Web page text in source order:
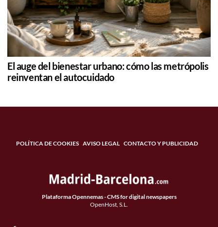
El auge del bienestar urbano: cómo las metrópolis
reinventan el autocuidado
POLÍTICA DE COOKIES AVISO LEGAL CONTACTO Y PUBLICIDAD
Plataforma Opennemas - CMS for digital newspapers
OpenHost, S.L.